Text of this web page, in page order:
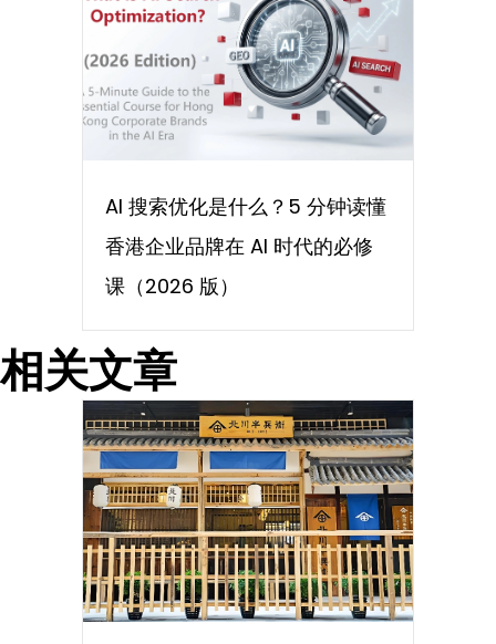
AI 搜索优化是什么？5 分钟读懂
香港企业品牌在 AI 时代的必修
课（2026 版）
相关文章